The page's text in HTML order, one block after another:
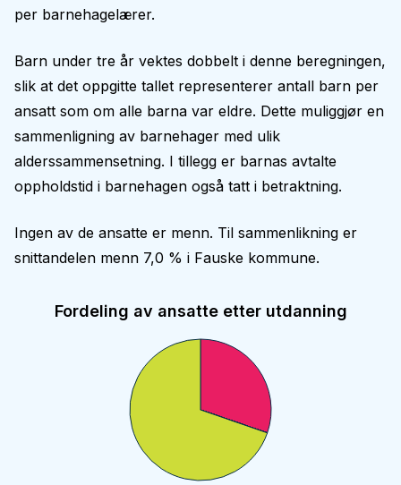
per barnehagelærer.
Barn under tre år vektes dobbelt i denne beregningen,
slik at det oppgitte tallet representerer antall barn per
ansatt som om alle barna var eldre. Dette muliggjør en
sammenligning av barnehager med ulik
alderssammensetning. I tillegg er barnas avtalte
oppholdstid i barnehagen også tatt i betraktning.
Ingen av de ansatte er menn. Til sammenlikning er
snittandelen menn 7,0 % i Fauske kommune.
Fordeling av ansatte etter utdanning